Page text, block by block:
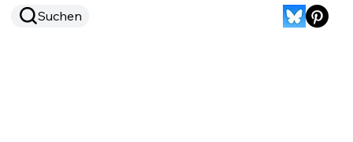
Suchen